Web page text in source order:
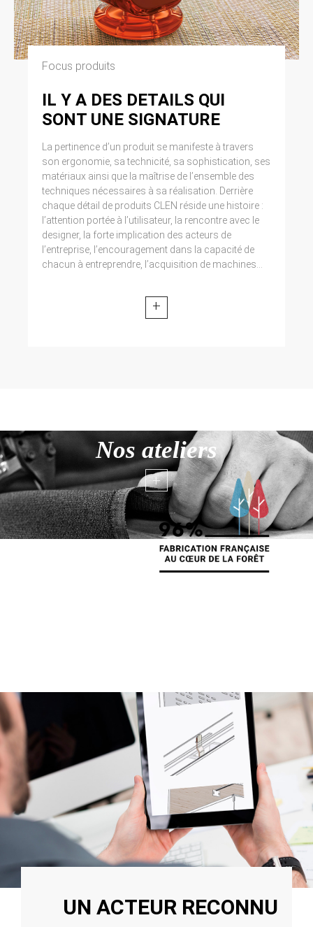
Focus produits
IL Y A DES DETAILS QUI
SONT UNE SIGNATURE
La pertinence d’un produit se manifeste à travers
son ergonomie, sa technicité, sa sophistication, ses
matériaux ainsi que la maîtrise de l’ensemble des
techniques nécessaires à sa réalisation. Derrière
chaque détail de produits CLEN réside une histoire :
l’attention portée à l’utilisateur, la rencontre avec le
designer, la forte implication des acteurs de
l’entreprise, l’encouragement dans la capacité de
chacun à entreprendre, l’acquisition de machines...
+
Nos ateliers
+
UN ACTEUR RECONNU